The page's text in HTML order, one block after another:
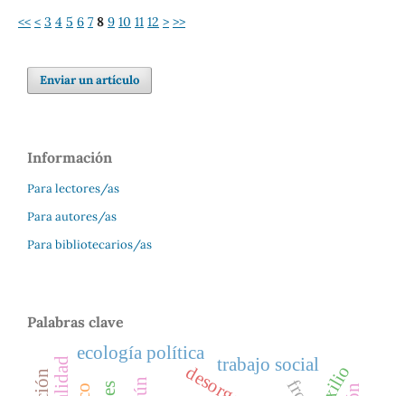
<< < 3 4 5 6 7 8 9 10 11 12 > >>
Enviar un artículo
Información
Para lectores/as
Para autores/as
Para bibliotecarios/as
Palabras clave
ecología política
trabajo socialexilio